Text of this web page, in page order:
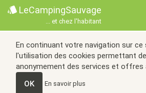
LeCampingSauvage
... et chez l'habitant
En continuant votre navigation sur
l'utilisation des cookies permettant
anonymement des services et offres
OK
En savoir plus